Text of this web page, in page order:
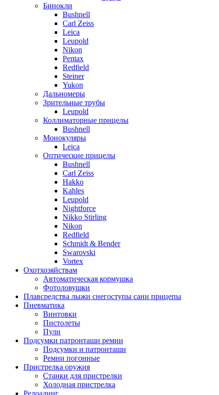
Бинокли
Bushnell
Carl Zeiss
Leica
Leupold
Nikon
Pentax
Redfield
Steiner
Yukon
Дальномеры
Зрительные трубы
Leupold
Коллиматорные прицелы
Bushnell
Монокуляры
Leica
Оптические прицелы
Bushnell
Carl Zeiss
Hakko
Kahles
Leupold
Nightforce
Nikko Stirling
Nikon
Redfield
Schmidt & Bender
Swarovski
Vortex
Охотхозяйствам
Автоматическая кормушка
Фотоловушки
Плавсредства лыжи снегоступы сани прицепы
Пневматика
Винтовки
Пистолеты
Пули
Подсумки патронташи ремни
Подсумки и патронташи
Ремни погонные
Пристрелка оружия
Станки для пристрелки
Холодная пристрелка
Релоадинг